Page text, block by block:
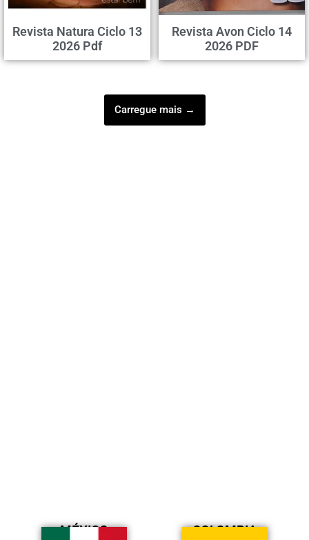
Revista Natura Ciclo 13
2026 Pdf
Revista Avon Ciclo 14
2026 PDF
Carregue mais →
MÉXICO COLOMBIA